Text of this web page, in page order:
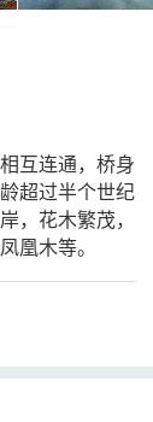
互连通，桥身
超过半个世纪
，花木繁茂，
凰木等。